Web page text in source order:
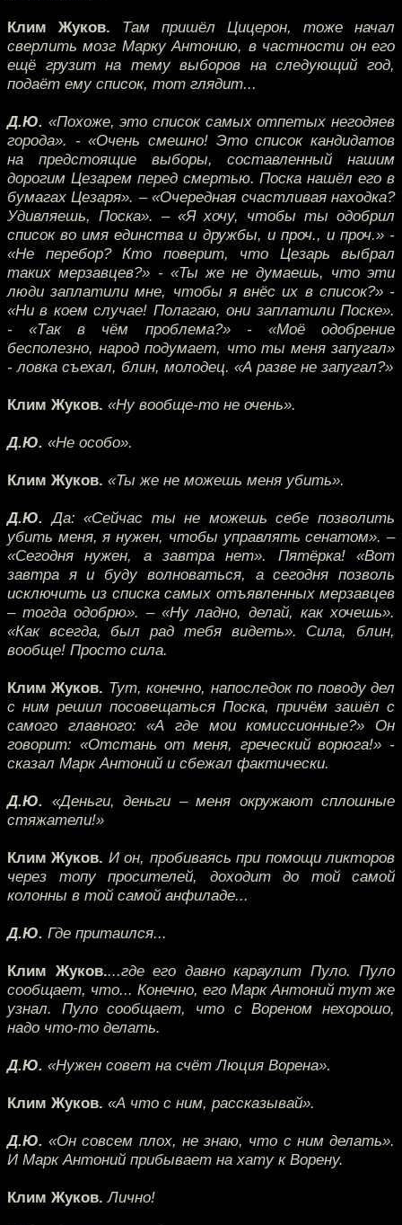
Клим Жуков. Там пришёл Цицерон, тоже начал
сверлить мозг Марку Антонию, в частности он его
ещё грузит на тему выборов на следующий год,
подаёт ему список, тот глядит...
Д.Ю. «Похоже, это список самых отпетых негодяев
города». - «Очень смешно! Это список кандидатов
на предстоящие выборы, составленный нашим
дорогим Цезарем перед смертью. Поска нашёл его в
бумагах Цезаря». – «Очередная счастливая находка?
Удивляешь, Поска». – «Я хочу, чтобы ты одобрил
список во имя единства и дружбы, и проч., и проч.» -
«Не перебор? Кто поверит, что Цезарь выбрал
таких мерзавцев?» - «Ты же не думаешь, что эти
люди заплатили мне, чтобы я внёс их в список?» -
«Ни в коем случае! Полагаю, они заплатили Поске».
- «Так в чём проблема?» - «Моё одобрение
бесполезно, народ подумает, что ты меня запугал»
- ловка съехал, блин, молодец. «А разве не запугал?»
Клим Жуков. «Ну вообще-то не очень».
Д.Ю. «Не особо».
Клим Жуков. «Ты же не можешь меня убить».
Д.Ю. Да: «Сейчас ты не можешь себе позволить
убить меня, я нужен, чтобы управлять сенатом». –
«Сегодня нужен, а завтра нет». Пятёрка! «Вот
завтра я и буду волноваться, а сегодня позволь
исключить из списка самых отъявленных мерзавцев
– тогда одобрю». – «Ну ладно, делай, как хочешь».
«Как всегда, был рад тебя видеть». Сила, блин,
вообще! Просто сила.
Клим Жуков. Тут, конечно, напоследок по поводу дел
с ним решил посовещаться Поска, причём зашёл с
самого главного: «А где мои комиссионные?» Он
говорит: «Отстань от меня, греческий ворюга!» -
сказал Марк Антоний и сбежал фактически.
Д.Ю. «Деньги, деньги – меня окружают сплошные
стяжатели!»
Клим Жуков. И он, пробиваясь при помощи ликторов
через топу просителей, доходит до той самой
колонны в той самой анфиладе...
Д.Ю. Где притаился...
Клим Жуков....где его давно караулит Пуло. Пуло
сообщает, что... Конечно, его Марк Антоний тут же
узнал. Пуло сообщает, что с Вореном нехорошо,
надо что-то делать.
Д.Ю. «Нужен совет на счёт Люция Ворена».
Клим Жуков. «А что с ним, рассказывай».
Д.Ю. «Он совсем плох, не знаю, что с ним делать».
И Марк Антоний прибывает на хату к Ворену.
Клим Жуков. Лично!